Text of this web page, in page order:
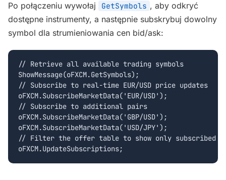
Po połączeniu wywołaj GetSymbols , aby odkryć
dostępne instrumenty, a następnie subskrybuj dowolny
symbol dla strumieniowania cen bid/ask:
// Retrieve all available trading symbols
ShowMessage(oFXCM.GetSymbols);
// Subscribe to real-time EUR/USD price updates
oFXCM.SubscribeMarketData('EUR/USD');
// Subscribe to additional pairs
oFXCM.SubscribeMarketData('GBP/USD');
oFXCM.SubscribeMarketData('USD/JPY');
// Filter the offer table to show only subscribed
oFXCM.UpdateSubscriptions;